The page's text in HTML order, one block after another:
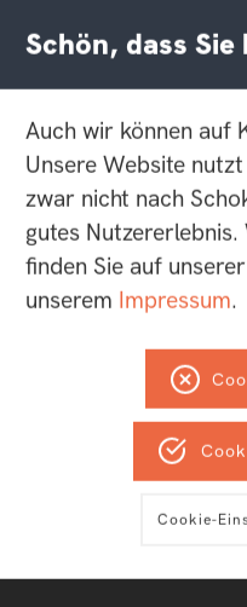
Jetzt den
abonnieren
verpassen:
E-Mail-Adresse*
Schön, dass Sie
Auch wir können auf
Unsere Website
zwar nicht nach
gutes
finden Sie auf unserer
unserem Impressum.
Cookie-